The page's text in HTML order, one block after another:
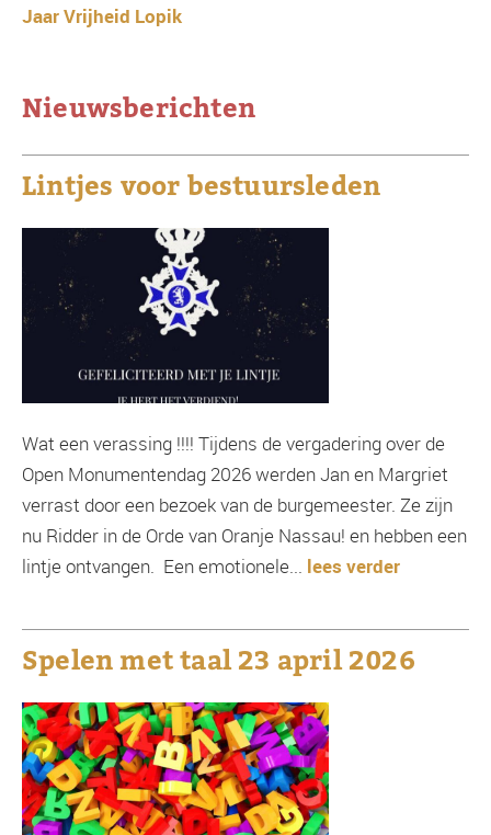
Jaar Vrijheid Lopik
Nieuwsberichten
Lintjes voor bestuursleden
Wat een verassing !!!! Tijdens de vergadering over de
Open Monumentendag 2026 werden Jan en Margriet
verrast door een bezoek van de burgemeester. Ze zijn
nu Ridder in de Orde van Oranje Nassau! en hebben een
lintje ontvangen. Een emotionele... lees verder
Spelen met taal 23 april 2026